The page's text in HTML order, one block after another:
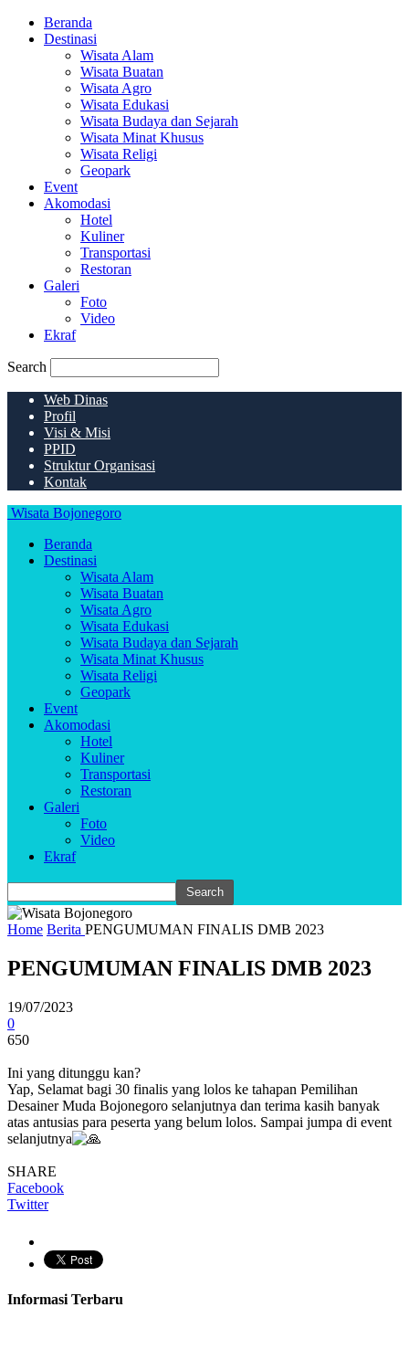
Beranda
Destinasi
Wisata Alam
Wisata Buatan
Wisata Agro
Wisata Edukasi
Wisata Budaya dan Sejarah
Wisata Minat Khusus
Wisata Religi
Geopark
Event
Akomodasi
Hotel
Kuliner
Transportasi
Restoran
Galeri
Foto
Video
Ekraf
Search
Web Dinas
Profil
Visi & Misi
PPID
Struktur Organisasi
Kontak
Wisata Bojonegoro
Beranda
Destinasi
Wisata Alam
Wisata Buatan
Wisata Agro
Wisata Edukasi
Wisata Budaya dan Sejarah
Wisata Minat Khusus
Wisata Religi
Geopark
Event
Akomodasi
Hotel
Kuliner
Transportasi
Restoran
Galeri
Foto
Video
Ekraf
Home Berita PENGUMUMAN FINALIS DMB 2023
PENGUMUMAN FINALIS DMB 2023
19/07/2023
0
650
Ini yang ditunggu kan?
Yap, Selamat bagi 30 finalis yang lolos ke tahapan Pemilihan
Desainer Muda Bojonegoro selanjutnya dan terima kasih banyak
atas antusias para peserta yang belum lolos. Sampai jumpa di event
selanjutnya
SHARE
Facebook
Twitter
Informasi Terbaru